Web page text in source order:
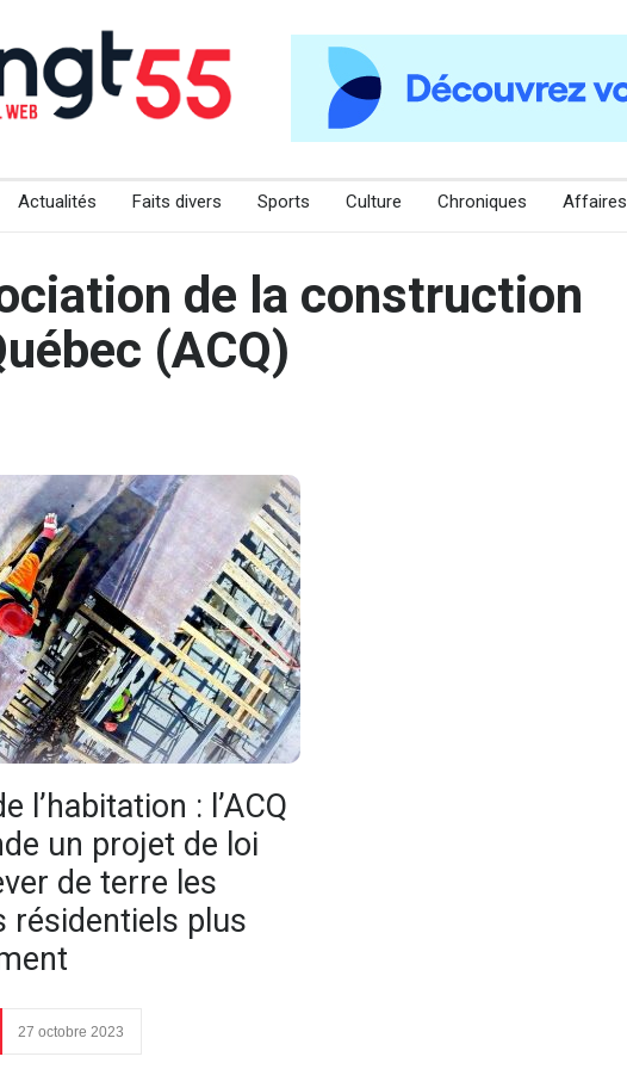
Actualités Faits divers Sports Culture Chroniques Affaires
de la construction
(ACQ)
l’habitation : l’ACQ
un projet de loi
de terre les
résidentiels plus
27 octobre 2023